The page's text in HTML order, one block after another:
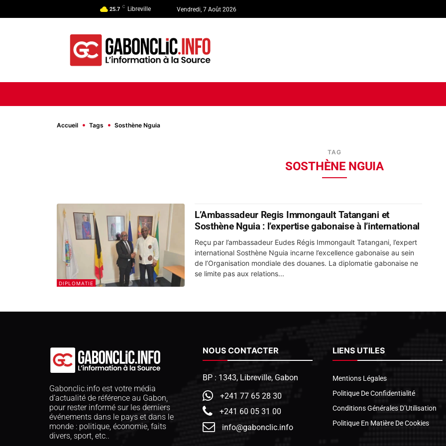
25.7 C Libreville Vendredi, 7 Août 2026
Accueil Tags Sosthène Nguia
TAG
SOSTHÈNE NGUIA
DIPLOMATIE
L’Ambassadeur Regis Immongault Tatangani et
Sosthène Nguia : l’expertise gabonaise à l’international
Reçu par l’ambassadeur Eudes Régis Immongault Tatangani, l’expert
international Sosthène Nguia incarne l’excellence gabonaise au sein
de l’Organisation mondiale des douanes. La diplomatie gabonaise ne
se limite pas aux relations...
Gabonclic.info est votre média
d’actualité de référence au Gabon,
pour rester informé sur les derniers
événements dans le pays et dans le
monde : politique, économie, faits
divers, sport, etc..
NOUS CONTACTER
BP : 1343, Libreville, Gabon
+241 77 65 28 30
+241 60 05 31 00
info@gabonclic.info
LIENS UTILES
Mentions Légales
Politique De Confidentialité
Conditions Générales D’Utilisation
Politique En Matière De Cookies